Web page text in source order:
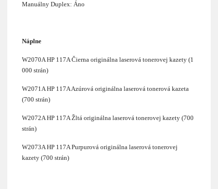
Manuálny Duplex: Áno
Náplne
W2070A HP 117A Čierna originálna laserová tonerovej kazety (1
000 strán)
W2071A HP 117A Azúrová originálna laserová tonerová kazeta
(700 strán)
W2072A HP 117A Žltá originálna laserová tonerovej kazety (700
strán)
W2073A HP 117A Purpurová originálna laserová tonerovej
kazety (700 strán)